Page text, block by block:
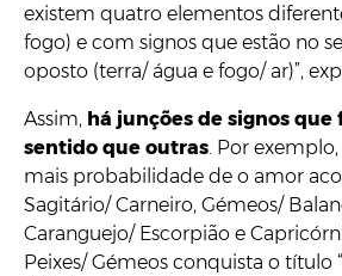
existem quatro elementos
fogo) e com signos que estão no
oposto (terra/ água e fogo/ ar)”,
Assim, há junções de signos que
sentido que outras. Por
mais probabilidade de o amor
Sagitário/ Carneiro, Gémeos/
Caranguejo/ Escorpião e
Peixes/ Gémeos conquista o título